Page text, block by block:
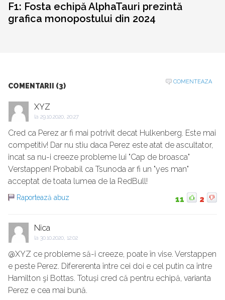
F1: Fosta echipă AlphaTauri prezintă
grafica monopostului din 2024
COMENTARII (3)
COMENTEAZA
XYZ
la 29.10.2020, 20:27
Cred ca Perez ar fi mai potrivit decat Hulkenberg. Este mai
competitiv! Dar nu stiu daca Perez este atat de ascultator,
incat sa nu-i creeze probleme lui "Cap de broasca"
Verstappen! Probabil ca Tsunoda ar fi un "yes man"
acceptat de toata lumea de la RedBull!
Raportează abuz 11 2
Nica
la 30.10.2020, 12:02
@XYZ ce probleme să-i creeze, poate în vise. Verstappen
e peste Perez. Difererenta între cei doi e cel putin ca între
Hamilton şi Bottas. Totuși cred că pentru echipă, varianta
Perez e cea mai bună.